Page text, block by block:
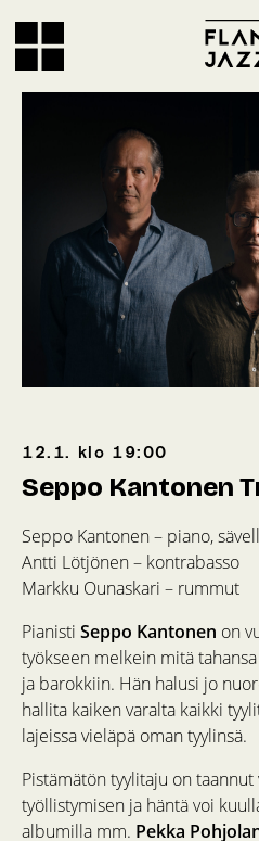
12.1. klo 19:00
Seppo Kantonen
Seppo Kantonen – piano,
Antti Lötjönen – kontrabasso
Markku Ounaskari – rummut
Pianisti Seppo Kantonen on
työkseen melkein mitä
ja barokkiin. Hän halusi jo
hallita kaiken varalta kaikki
lajeissa vieläpä oman tyylinsä.
Pistämätön tyylitaju on
työllistymisen ja häntä voi
albumilla mm. Pekka